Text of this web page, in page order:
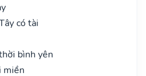
có tài
bình yên
miền